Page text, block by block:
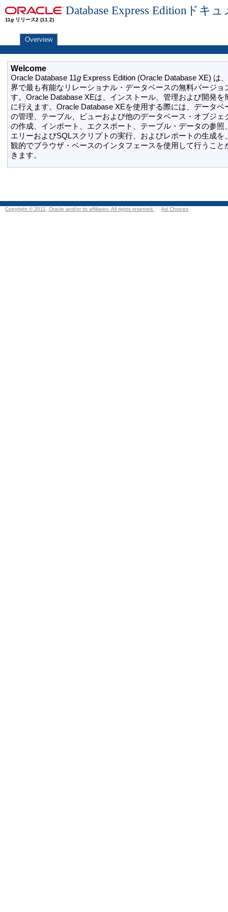
Database Express Editionドキ
11g リリース2 (11.2)
Overview
Welcome
Oracle Database 11g Express Edition (Oracle Database XE) は
界で最も有能なリレーショナル・データベースの無料バージョ
す。Oracle Database XEは、インストール、管理および開発を
に行えます。Oracle Database XEを使用する際には、データベ
の管理、テーブル、ビューおよび他のデータベース・オブジェ
の作成、インポート、エクスポート、テーブル・データの参照
エリーおよびSQLスクリプトの実行、およびレポートの生成を
観的でブラウザ・ベースのインタフェースを使用して行うこと
きます。
Copyright © 2011, Oracle and/or its affiliates. All rights reserved. |Ad Choices